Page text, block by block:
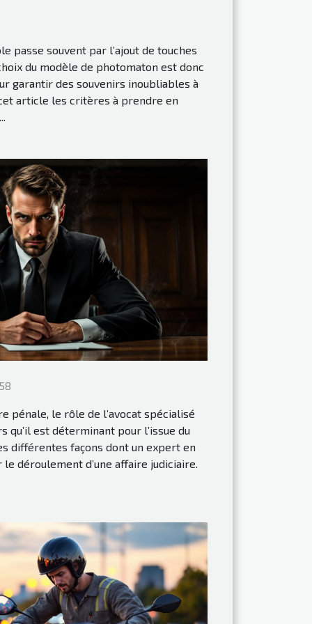
passe souvent par l’ajout de touches
du modèle de photomaton est donc
garantir des souvenirs inoubliables à
article les critères à prendre en
pénale, le rôle de l’avocat spécialisé
qu’il est déterminant pour l’issue du
différentes façons dont un expert en
déroulement d’une affaire judiciaire.